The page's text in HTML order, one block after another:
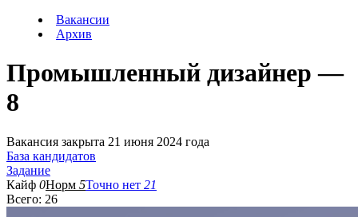
Вакансии
Архив
Промышленный дизайнер —
8
Вакансия закрыта 21 июня 2024 года
База кандидатов
Задание
Кайф 0Норм 5Точно нет 21
Всего: 26